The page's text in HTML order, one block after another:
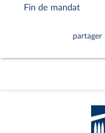
Fin de mandat
partager